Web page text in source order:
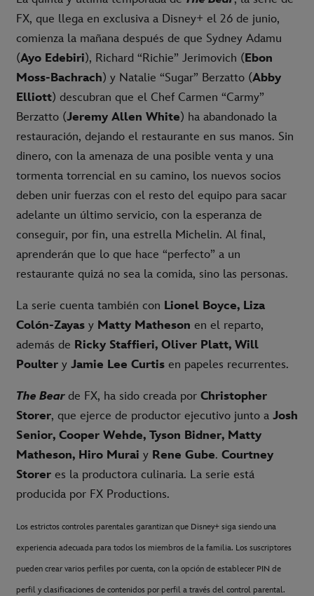
FX, que llega en exclusiva a Disney+ el 26 de junio,
comienza la mañana después de que Sydney Adamu
(Ayo Edebiri), Richard “Richie” Jerimovich (Ebon
Moss-Bachrach) y Natalie “Sugar” Berzatto (Abby
Elliott) descubran que el Chef Carmen “Carmy”
Berzatto (Jeremy Allen White) ha abandonado la
restauración, dejando el restaurante en sus manos. Sin
dinero, con la amenaza de una posible venta y una
tormenta torrencial en su camino, los nuevos socios
deben unir fuerzas con el resto del equipo para sacar
adelante un último servicio, con la esperanza de
conseguir, por fin, una estrella Michelin. Al final,
aprenderán que lo que hace “perfecto” a un
restaurante quizá no sea la comida, sino las personas.
La serie cuenta también con Lionel Boyce, Liza
Colón-Zayas y Matty Matheson en el reparto,
además de Ricky Staffieri, Oliver Platt, Will
Poulter y Jamie Lee Curtis en papeles recurrentes.
The Bear de FX, ha sido creada por Christopher
Storer, que ejerce de productor ejecutivo junto a Josh
Senior, Cooper Wehde, Tyson Bidner, Matty
Matheson, Hiro Murai y Rene Gube. Courtney
Storer es la productora culinaria. La serie está
producida por FX Productions.
Los estrictos controles parentales garantizan que Disney+ siga siendo una
experiencia adecuada para todos los miembros de la familia. Los suscriptores
pueden crear varios perfiles por cuenta, con la opción de establecer PIN de
perfil y clasificaciones de contenidos por perfil a través del control parental.